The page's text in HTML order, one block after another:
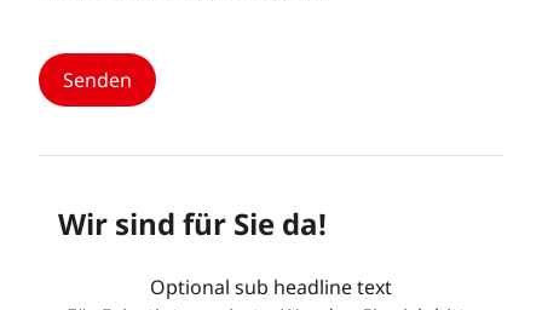
Wir sind für Sie da!
Optional sub headline text